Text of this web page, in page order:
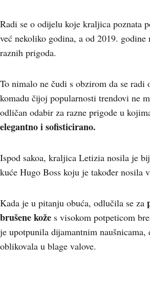
Radi se o odijelu koje kraljica poznata
već nekoliko godina, a od 2019. godine
raznih prigoda.
To nimalo ne čudi s obzirom da se radi
komadu čijoj popularnosti trendovi ne
odličan odabir za razne prigode u
elegantno i sofisticirano.
Ispod sakoa, kraljica Letizia nosila je
kuće Hugo Boss koju je također nosila
Kada je u pitanju obuća, odlučila se za
brušene kože s visokom potpeticom
je upotpunila dijamantnim naušnicama,
oblikovala u blage valove.